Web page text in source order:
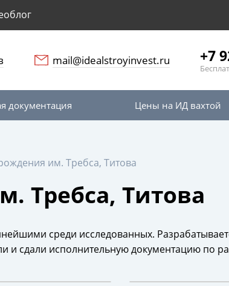
mail@idealstroyinvest.ru +7
документация Цены на ИД вахтой
им. Требса, Титова
Требса, Титова
среди исследованных.
и сдали исполнительную документацию по